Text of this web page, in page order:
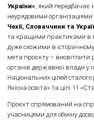
України» , який передбачає
неурядовими
Чехії, Словаччини та
та кращими практиками в
дуже схожими в
мета проєкту – висвітлити
органів державної влади у
Національних цілей
Якісна освіта» та цілі 11
Проєкт спрямований на
учасницями для обміну